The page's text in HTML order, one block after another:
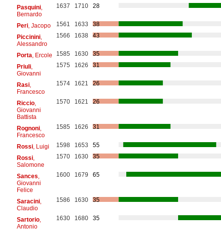
Pasquini,
Bernardo
1637 1710 28
Peri, Jacopo 1561 1633
38
Piccinini,
Alessandro
1566 1638 43
Porta , Ercole 1585 1630
35
Priuli,
Giovanni
1575 1626 31
Rasi,
Francesco
1574 1621 26
Riccio,
Giovanni
Battista
1570 1621 26
Rognoni,
Francesco
1585 1626 31
Rossi, Luigi 1598 1653
55
Rossi,
Salomone
1570 1630 35
Sances
Giovanni
Felice
1600 1679 65
Saracini,
Claudio
1586 1630 35
Sartorio,
Antonio
1630 1680 35